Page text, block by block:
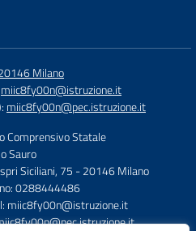
Milano
miic8fy00n@istruzione.it
miic8fy00n@pec.istruzione.it
Comprensivo Statale
Sauro
Siciliani, 75 - 20146 Milano
0288444486
miic8fy00n@istruzione.it